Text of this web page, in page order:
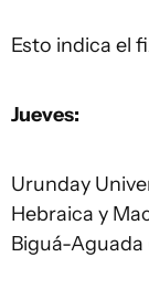
Esto indica el
Jueves:
Urunday
Hebraica y
Biguá-Aguada